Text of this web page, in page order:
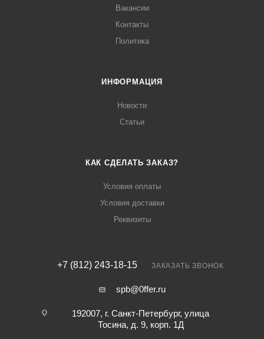
Вакансии
Контакты
Политика
ИНФОРМАЦИЯ
Новости
Статьи
КАК СДЕЛАТЬ ЗАКАЗ?
Условия оплаты
Условия доставки
Реквизиты
+7 (812) 243-18-15 ЗАКАЗАТЬ ЗВОНОК
spb@0ffer.ru
192007, г. Санкт-Петербург, улица
Тосина, д. 9, корп. 1Д